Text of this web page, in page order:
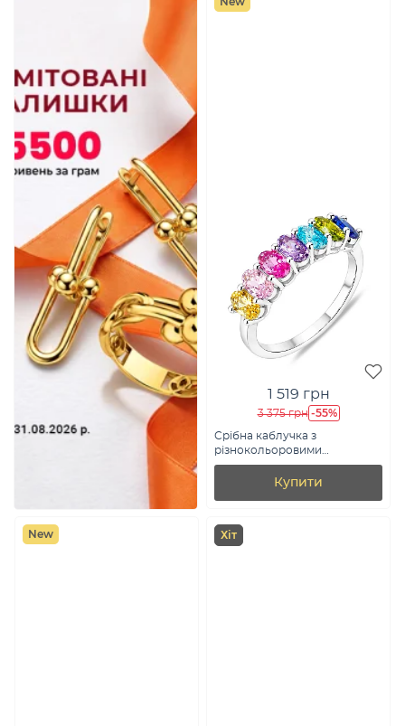
1 519 грн
3 375 грн -55%
Срібна каблучка з
різнокольоровими
альпінітами (арт.
7501/8797ацв)Купити
New Хіт